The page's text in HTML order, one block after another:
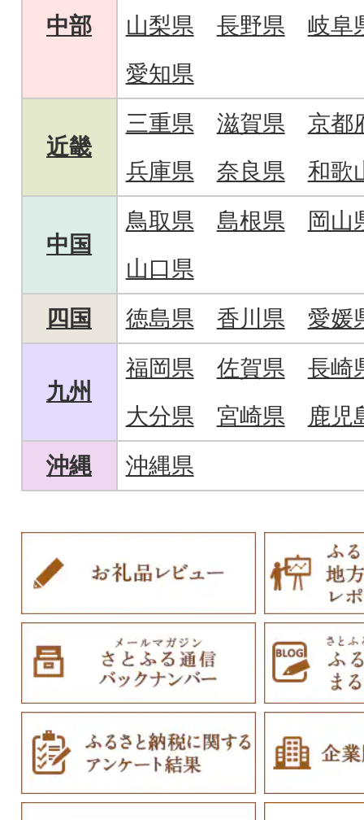
中部
山梨県
長野県
岐阜
愛知県
近畿
三重県 滋賀県
京都
兵庫県
奈良県 和歌
中国
鳥取県 島根県
岡山
山口県
四国
徳島県 香川県 愛媛
九州
福岡県 佐賀県
長崎
大分県
宮崎県
鹿児
沖縄
沖縄県